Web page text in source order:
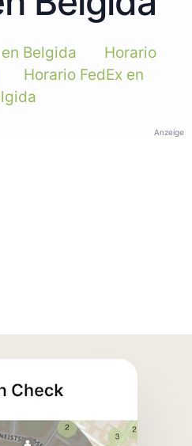
Belgida
Horario
Horario FedEx en
Anzeige